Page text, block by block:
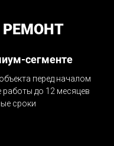
РЕМОНТ
сегменте
перед началом
до 12 месяцев
сроки